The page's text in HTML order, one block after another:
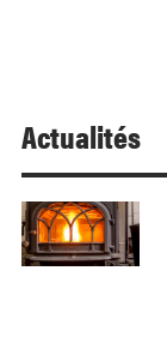
Actualités